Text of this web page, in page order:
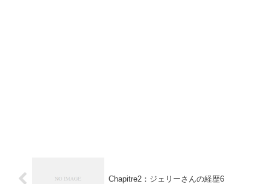
Chapitre2：ジェリーさんの経歴6